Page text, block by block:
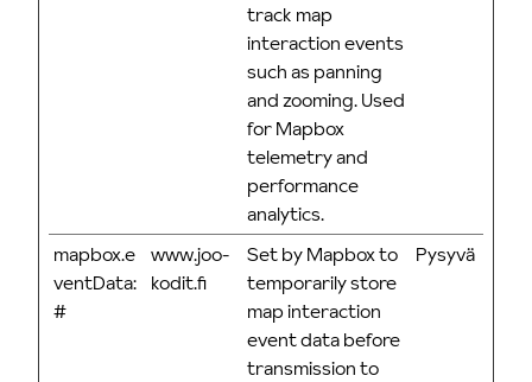
track map
interaction events
such as panning
and zooming. Used
for Mapbox
telemetry and
performance
analytics.
mapbox.e
ventData:
#
www.joo-
kodit.fi
Set by Mapbox to
temporarily store
map interaction
event data before
transmission to
Pysyvä